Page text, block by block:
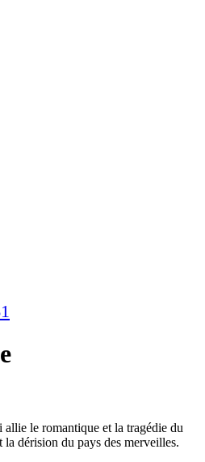
le romantique et la tragédie du
la dérision du pays des merveilles.